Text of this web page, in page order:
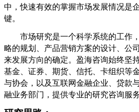
中，快速有效的掌握市场发展情况是
键。
市场研究是一个科学系统的工作
略的规划、产品营销方案的设计、公
来发展方向的确定。盈海咨询始终坚
基金、证券、期货、信托、卡组织等
与协会，以及互联网金融企业、贷款
融业务部门，提供专业的研究咨询服务